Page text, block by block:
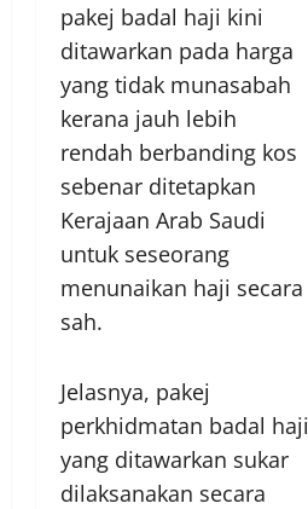
pakej badal haji kini
ditawarkan pada harga
yang tidak munasabah
kerana jauh lebih
rendah berbanding kos
sebenar ditetapkan
Kerajaan Arab Saudi
untuk seseorang
menunaikan haji secara
sah.
Jelasnya, pakej
perkhidmatan badal haji
yang ditawarkan sukar
dilaksanakan secara